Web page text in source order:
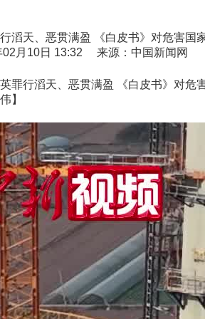
滔天、恶贯满盈 《白皮书》对危害国
02月10日 13:32 来源：中国新闻网
行滔天、恶贯满盈 《白皮书》对危
】